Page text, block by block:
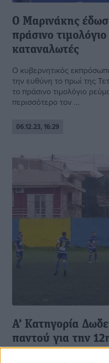
Ο Μαρινάκης
πράσινο
καταναλωτές
Ο κυβερνητικός
την ευθύνη το πρωί της
το πράσινο τιμολόγιο
περισσότερο τον ...
06.12.23, 16:29
Α’ Κατηγορία
παντού για την
Ανακοινώθηκε από την